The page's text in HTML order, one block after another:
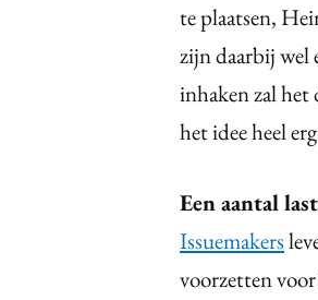
te plaatsen,
zijn daarbij wel
inhaken zal het
het idee heel
Een aantal
Issuemakers
voorzetten